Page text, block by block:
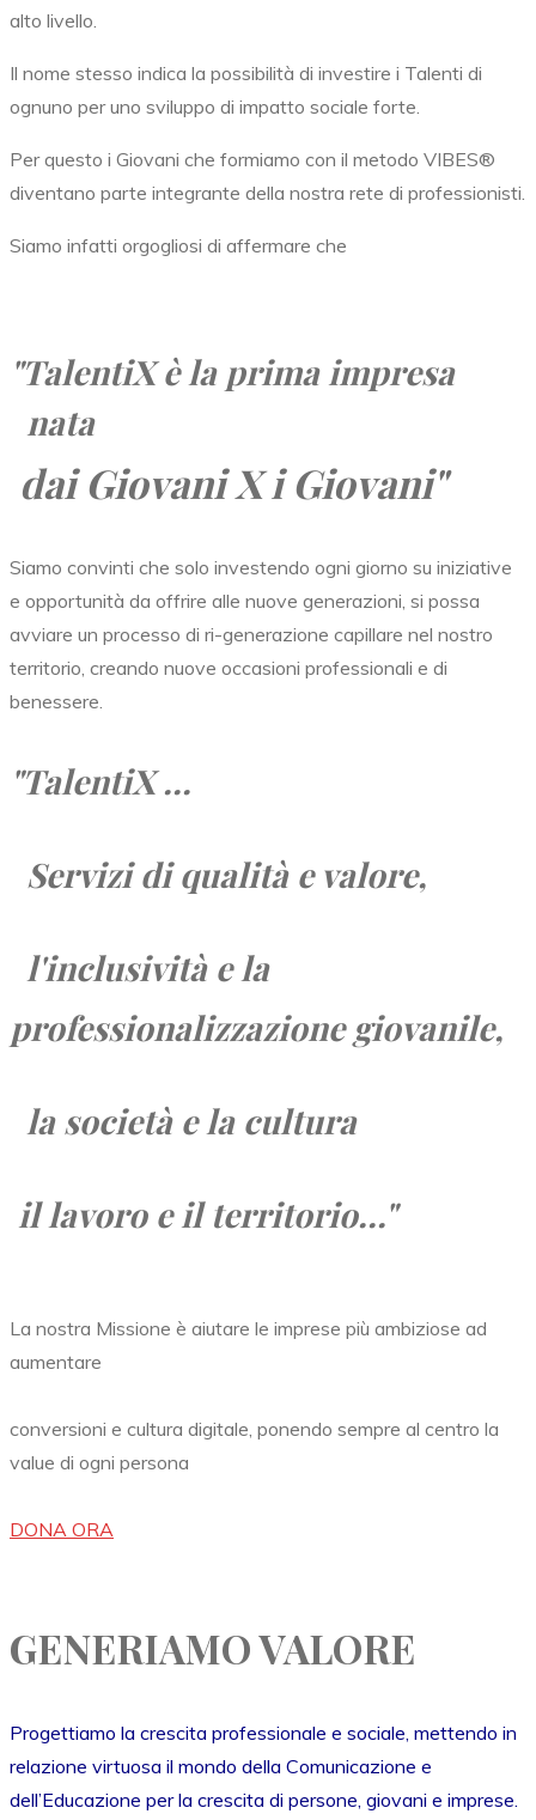
alto livello.
Il nome stesso indica la possibilità di investire i Talenti di
ognuno per uno sviluppo di impatto sociale forte.
Per questo i Giovani che formiamo con il metodo VIBES®
diventano parte integrante della nostra rete di professionisti.
Siamo infatti orgogliosi di affermare che
"TalentiXè la prima impresa
nata
dai Giovani X i Giovani"
Siamo convinti che solo investendo ogni giorno su iniziative
e opportunità da offrire alle nuove generazioni, si possa
avviare un processo di ri-generazione capillare nel nostro
territorio, creando nuove occasioni professionali e di
benessere.
"TalentiX ...
Servizi di qualità e valore,
l'inclusività e la
professionalizzazione giovanile,
la società ela cultura
il lavoro eil territorio..."
La nostra Missione è aiutare le imprese più ambiziose ad
aumentare
conversioni e cultura digitale, ponendo sempre al centro la
value di ogni persona
DONA ORA
GENERIAMO VALORE
Progettiamo la crescita professionale e sociale, mettendo in
relazione virtuosa il mondo della Comunicazione e
dell’Educazione per la crescita di persone, giovani e imprese.